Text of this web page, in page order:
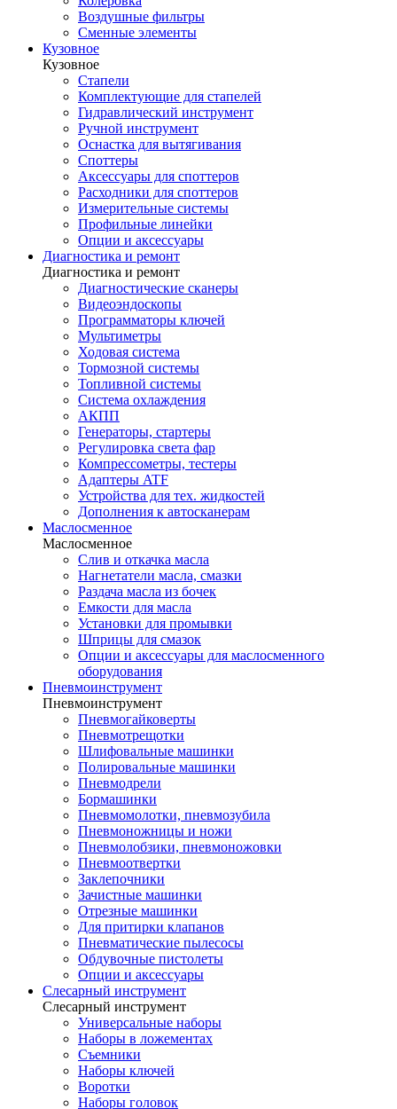
Воздушные фильтры
Сменные элементы
Кузовное
Кузовное
Стапели
Комплектующие для стапелей
Гидравлический инструмент
Ручной инструмент
Оснастка для вытягивания
Споттеры
Аксессуары для споттеров
Расходники для споттеров
Измерительные системы
Профильные линейки
Опции и аксессуары
Диагностика и ремонт
Диагностика и ремонт
Диагностические сканеры
Видеоэндоскопы
Программаторы ключей
Мультиметры
Ходовая система
Тормозной системы
Топливной системы
Система охлаждения
АКПП
Генераторы, стартеры
Регулировка света фар
Компрессометры, тестеры
Адаптеры ATF
Устройства для тех. жидкостей
Дополнения к автосканерам
Маслосменное
Маслосменное
Слив и откачка масла
Нагнетатели масла, смазки
Раздача масла из бочек
Емкости для масла
Установки для промывки
Шприцы для смазок
Опции и аксессуары для маслосменного
оборудования
Пневмоинструмент
Пневмоинструмент
Пневмогайковерты
Пневмотрещотки
Шлифовальные машинки
Полировальные машинки
Пневмодрели
Бормашинки
Пневмомолотки, пневмозубила
Пневмоножницы и ножи
Пневмолобзики, пневмоножовки
Пневмоотвертки
Заклепочники
Зачистные машинки
Отрезные машинки
Для притирки клапанов
Пневматические пылесосы
Обдувочные пистолеты
Опции и аксессуары
Слесарный инструмент
Слесарный инструмент
Универсальные наборы
Наборы в ложементах
Съемники
Наборы ключей
Воротки
Наборы головок